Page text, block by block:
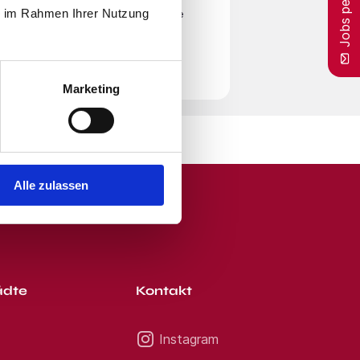
Rahmen Ihrer Nutzung
Marketing
Alle zulassen
der Bewerbung live verfolgt
Nutzungsbedingungen zu. Beachte
von unserem E-Mail-Service
Kontakt
Instagram